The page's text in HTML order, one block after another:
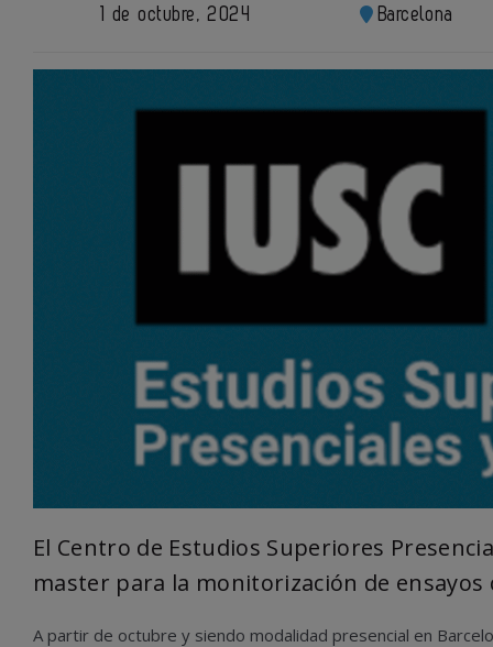
1 de octubre, 2024 Barcelona
El Centro de Estudios Superiores
master para la monitorización de ensayos
A partir de octubre y siendo modalidad presencial en